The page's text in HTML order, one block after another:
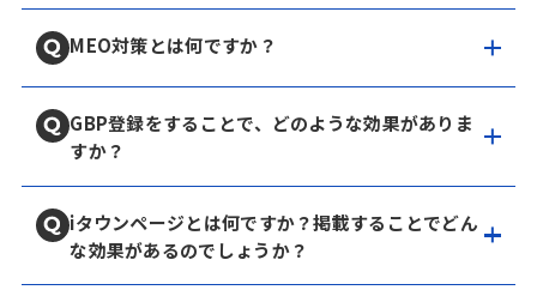
MEO対策とは何ですか？
GBP登録をすることで、どのような効果がありま
すか？
iタウンページとは何ですか？掲載することでどん
な効果があるのでしょうか？